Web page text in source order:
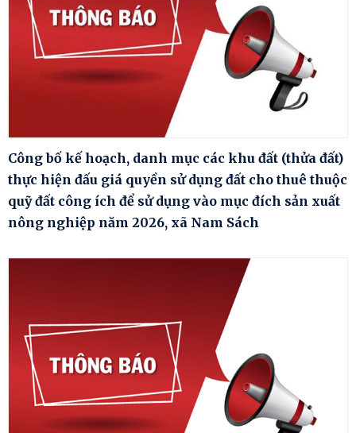
Công bố kế hoạch, danh mục các khu đất (thửa đất)
thực hiện đấu giá quyền sử dụng đất cho thuê thuộc
quỹ đất công ích để sử dụng vào mục đích sản xuất
nông nghiệp năm 2026, xã Nam Sách